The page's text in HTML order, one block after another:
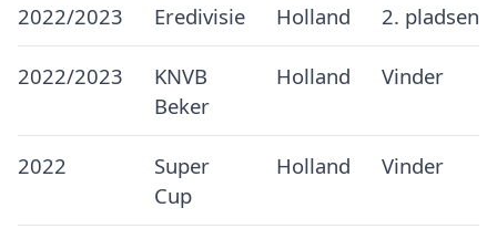
2022/2023 Eredivisie Holland 2. pladsen
2022/2023
KNVB
Beker
Holland Vinder
2022
Super
Cup
Holland Vinder